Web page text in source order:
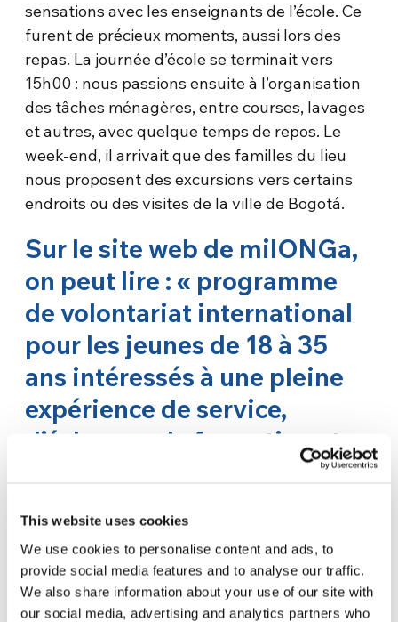
This website uses cookies
We use cookies to personalise content and ads, to
provide social media features and to analyse our traffic.
We also share information about your use of our site with
our social media, advertising and analytics partners who
sensations avec les enseignants de l’école. Ce
furent de précieux moments, aussi lors des
repas. La journée d’école se terminait vers
15h00 : nous passions ensuite à l’organisation
des tâches ménagères, entre courses, lavages
et autres, avec quelque temps de repos. Le
week-end, il arrivait que des familles du lieu
nous proposent des excursions vers certains
endroits ou des visites de la ville de Bogotá.
Sur le site web de milONGa,
on peut lire : « programme
de volontariat international
pour les jeunes de 18 à 35
ans intéressés à une pleine
expérience de service,
d’échange, de formation et
d’action, visant à renforcer
les diverses communautés
locales à travers le monde ».
Lequel de ces mots – service,